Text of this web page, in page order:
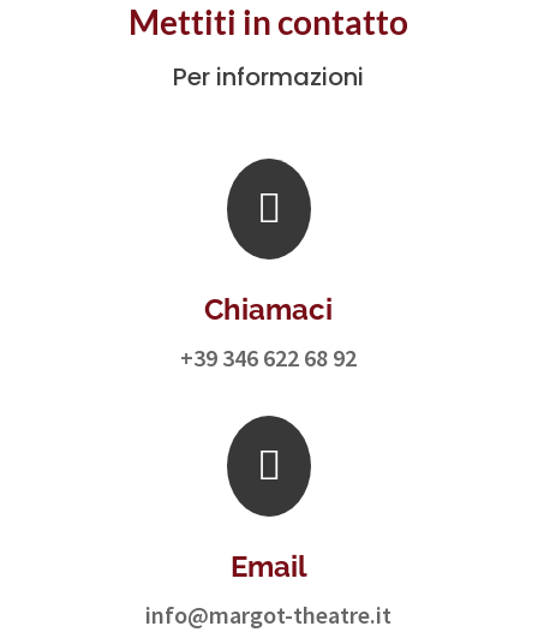
Mettiti in contatto
Per informazioni

Chiamaci
+39 346 622 68 92

Email
info@margot-theatre.it